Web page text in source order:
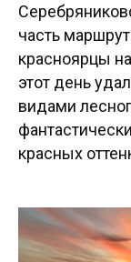
часть
красноярцы
этот день
видами
красных